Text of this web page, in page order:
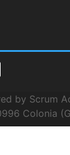
by Scrum
Colonia